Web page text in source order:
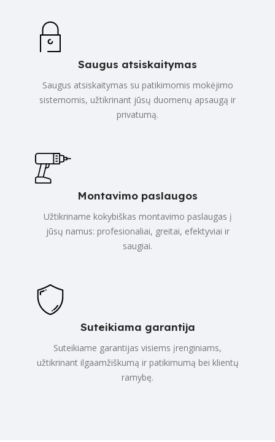
Saugus atsiskaitymas
Saugus atsiskaitymas su patikimomis mokėjimo
sistemomis, užtikrinant jūsų duomenų apsaugą ir
privatumą.
Montavimo paslaugos
Užtikriname kokybiškas montavimo paslaugas į
jūsų namus: profesionaliai, greitai, efektyviai ir
saugiai.
Suteikiama garantija
Suteikiame garantijas visiems įrenginiams,
užtikrinant ilgaamžiškumą ir patikimumą bei klientų
ramybę.